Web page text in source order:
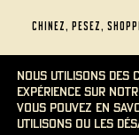
CHINEZ, PESEZ,
DES
DE
Nous utilisons des
expérience sur
Vous pouvez en
utilisons ou les